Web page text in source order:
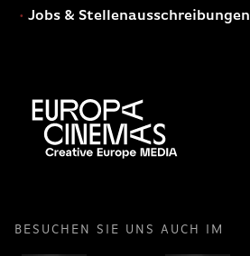
Jobs & Stellenausschreibungen
BESUCHEN SIE UNS AUCH IM